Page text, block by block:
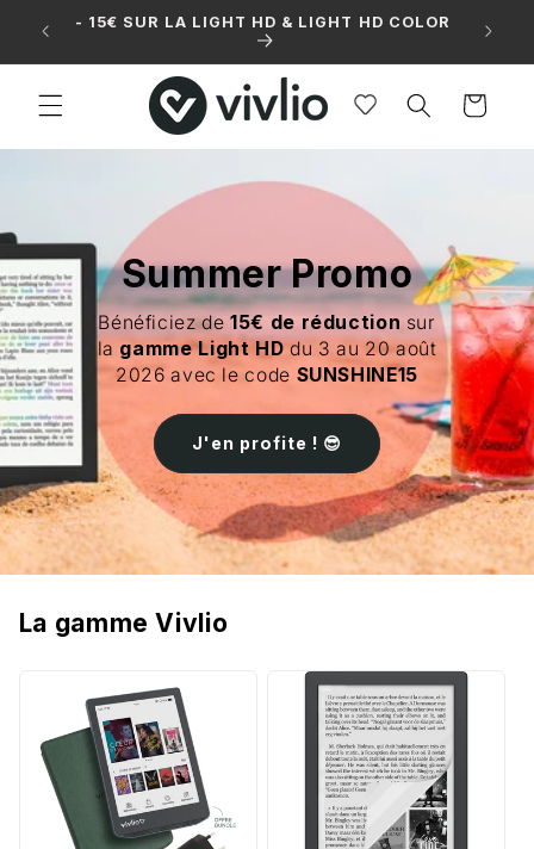
passer
contenu
- 15€ SUR LA LIGHT HD & LIGHT HD COLOR
Panier
Summer Promo
Bénéficiez de15€ de réduction sur
la gamme Light HD du 3 au 20 août
2026 avec le code SUNSHINE15
J'en profite ! 😎
La gamme Vivlio